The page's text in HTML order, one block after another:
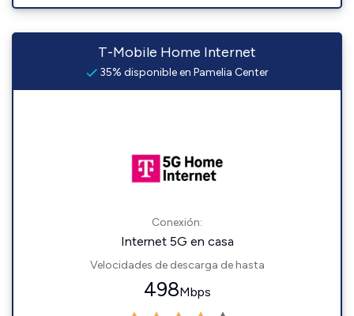
T-Mobile Home Internet
35% disponible en Pamelia Center
Conexión:
Internet 5G en casa
Velocidades de descarga de hasta
498Mbps